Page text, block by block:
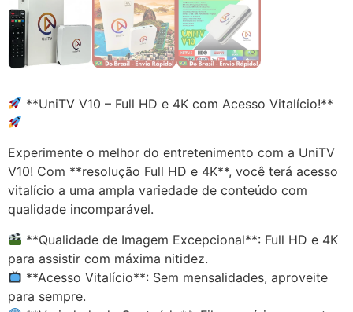
**UniTV V10 – Full HD e 4K com Acesso Vitalício!**
Experimente o melhor do entretenimento com a UniTV
V10! Com **resolução Full HD e 4K**, você terá acesso
vitalício a uma ampla variedade de conteúdo com
qualidade incomparável.
**Qualidade de Imagem Excepcional**: Full HD e 4K
para assistir com máxima nitidez.
**Acesso Vitalício**: Sem mensalidades, aproveite
para sempre.